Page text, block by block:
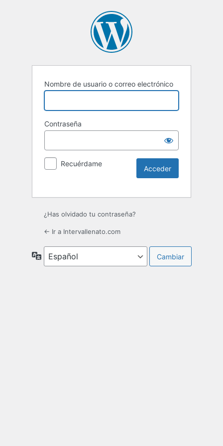
Nombre de usuario o correo electrónico
Contraseña
Recuérdame
¿Has olvidado tu contraseña?
← Ir a Intervallenato.com
Idioma